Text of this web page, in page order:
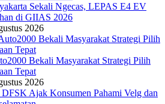
Sekali Ngecas, LEPAS E4 EV
di GIIAS 2026
2026
Bekali Masyarakat Strategi Pilih
Tepat
2026